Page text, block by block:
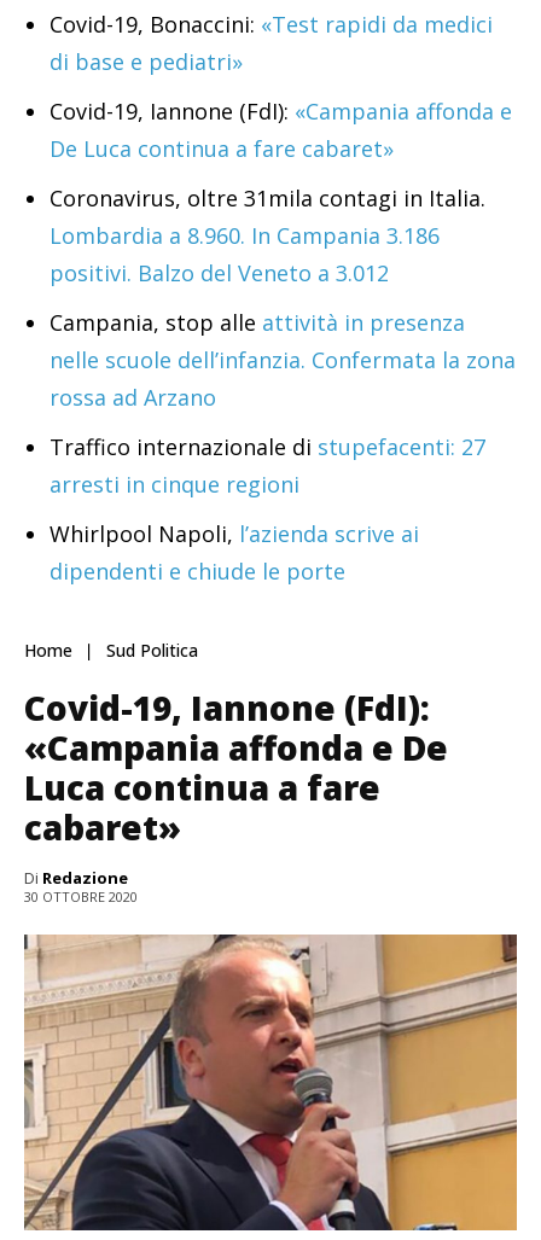
Covid-19, Bonaccini: «Test rapidi da medici
di base e pediatri»
Covid-19, Iannone (FdI): «Campania affonda e
De Luca continua a fare cabaret»
Coronavirus, oltre 31mila contagi in Italia.
Lombardia a 8.960. In Campania 3.186
positivi. Balzo del Veneto a 3.012
Campania, stop alle attività in presenza
nelle scuole dell’infanzia. Confermata la zona
rossa ad Arzano
Traffico internazionale di stupefacenti: 27
arresti in cinque regioni
Whirlpool Napoli, l’azienda scrive ai
dipendenti e chiude le porte
Home Sud Politica
Covid-19, Iannone (FdI):
«Campania affonda e De
Luca continua a fare
cabaret»
Di Redazione
30 OTTOBRE 2020